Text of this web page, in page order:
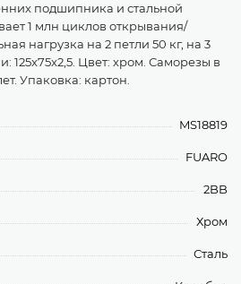
подшипника и стальной
1 млн циклов открывания/
нагрузка на 2 петли 50 кг, на 3
125x75x2,5. Цвет: хром. Саморезы в
Упаковка: картон.
MS18819
FUARO
2BB
Хром
Сталь